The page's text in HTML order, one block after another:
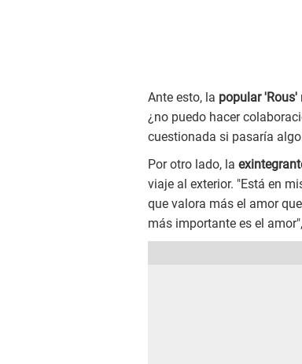
Ante esto, la popular 'Rous'
¿no puedo hacer
cuestionada si pasaría
Por otro lado, la
viaje al exterior. "Está en
que valora más el amor
más importante es el